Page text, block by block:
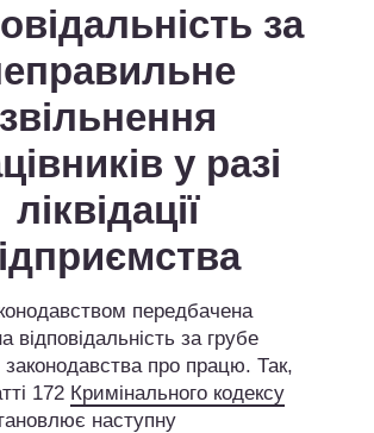
за
звільнення
у разі
ліквідації
передбачена
відповідальність за грубе
про працю. Так,
172 Кримінального кодексу
наступну